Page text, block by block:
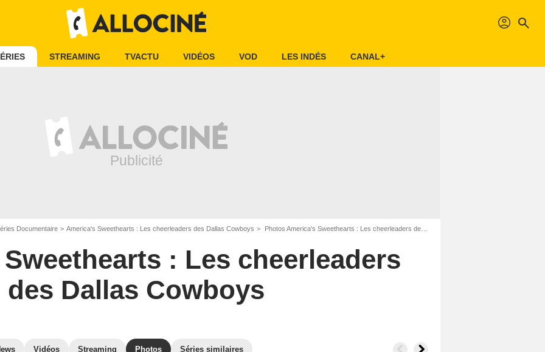
profil search
STREAMING TVACTU VIDÉOS VOD LES INDÉS CANAL+
Documentaire America's Sweethearts : Les cheerleaders des Dallas Cowboys Photos America's Sweethearts : Les cheerleaders des Dallas Cowboys
: Les cheerleaders
des Dallas Cowboys
Vidéos Streaming Photos Séries similaires